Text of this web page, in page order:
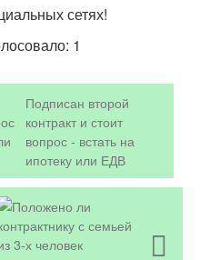
сетях!
1
Подписан второй
контракт и стоит
вопрос - встать на
ипотеку или ЕДВ